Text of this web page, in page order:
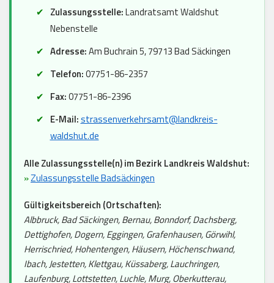
Zulassungsstelle:Landratsamt Waldshut
Nebenstelle
Adresse:Am Buchrain 5, 79713 Bad Säckingen
Telefon:07751-86-2357
Fax:07751-86-2396
E-Mail:strassenverkehrsamt@landkreis-
waldshut.de
Alle Zulassungsstelle(n) im Bezirk Landkreis Waldshut:
»Zulassungsstelle Badsäckingen
Gültigkeitsbereich (Ortschaften):
Albbruck, Bad Säckingen, Bernau, Bonndorf, Dachsberg,
Dettighofen, Dogern, Eggingen, Grafenhausen, Görwihl,
Herrischried, Hohentengen, Häusern, Höchenschwand,
Ibach, Jestetten, Klettgau, Küssaberg, Lauchringen,
Laufenburg, Lottstetten, Luchle, Murg, Oberkutterau,